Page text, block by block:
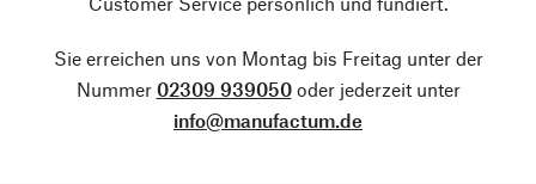
Sie erreichen uns von Montag bis Freitag unter der
Nummer 02309 939050oder jederzeit unter
info@manufactum.de